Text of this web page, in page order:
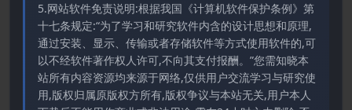
5.网站软件免责说明:根据我国《计算机软件保护条例》第
十七条规定:“为了学习和研究软件内含的设计思想和原理,
通过安装、显示、传输或者存储软件等方式使用软件的,可
以不经软件著作权人许可,不向其支付报酬。”您需知晓本
站所有内容资源均来源于网络,仅供用户交流学习与研究使
用,版权归属原版权方所有,版权争议与本站无关,用户本人